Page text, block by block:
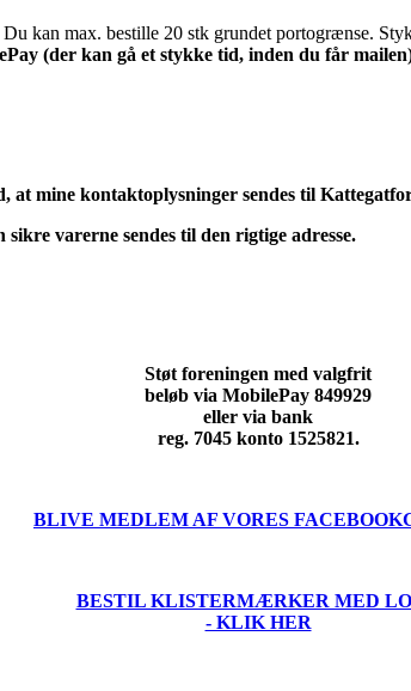
kan max. bestille 20 stk grundet portogrænse.
(der kan gå et stykke tid, inden du får
mine kontaktoplysninger sendes til
varerne sendes til den rigtige adresse.
Støt foreningen med valgfrit
beløb via MobilePay 849929
eller via bank
reg. 7045 konto 1525821.
BLIVE MEDLEM AF VORES
BESTIL KLISTERMÆRKER MED
- KLIK HER